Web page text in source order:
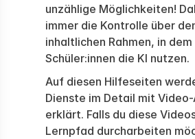
unzählige Möglichkeiten!
immer die Kontrolle über
inhaltlichen Rahmen, in
Schüler:innen die KI nutzen.
Auf diesen Hilfeseiten
Dienste im Detail mit
erklärt. Falls du diese
Lernpfad durcharbeiten